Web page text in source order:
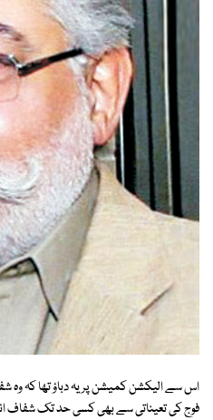
اس سے الیکشن کمیشن پر یہ دباؤ تھا کہ وہ
فوج کی تعیناتی سے بھی کسی حد تک شفاف